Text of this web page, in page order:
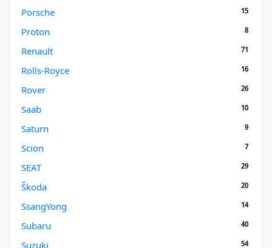
Porsche 15
Proton 8
Renault 71
Rolls-Royce 16
Rover 26
Saab 10
Saturn 9
Scion 7
SEAT 29
Škoda 20
SsangYong 14
Subaru 40
Suzuki 54